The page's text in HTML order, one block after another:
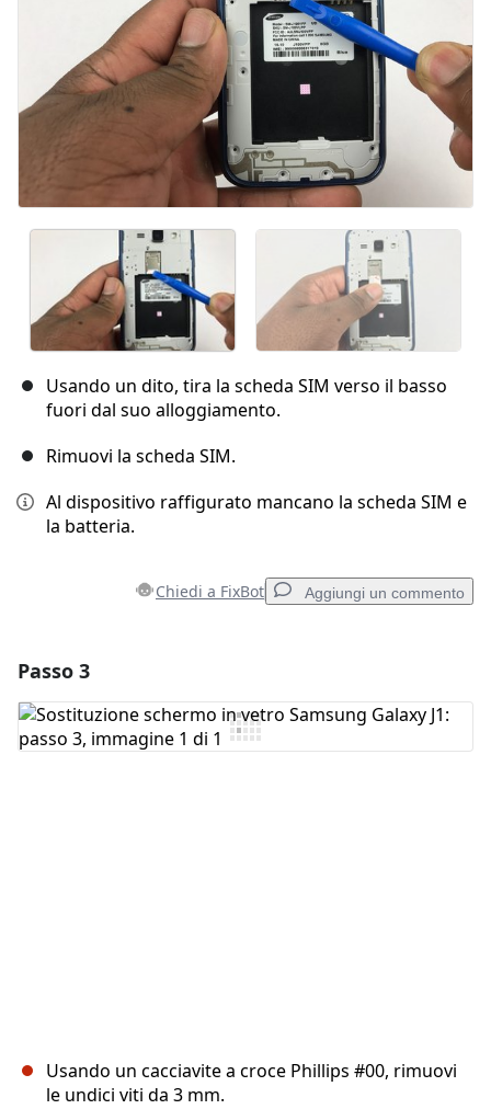
Usando un dito, tira la scheda SIM verso il basso
fuori dal suo alloggiamento.
Rimuovi la scheda SIM.
Al dispositivo raffigurato mancano la scheda SIM e
la batteria.
Chiedi a FixBot Aggiungi un commento
Aggiungi Commento
Passo 3
Usando un cacciavite a croce Phillips #00, rimuovi
le undici viti da 3 mm.